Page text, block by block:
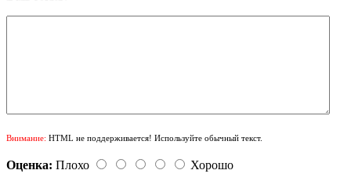
Внимание: HTML не поддерживается! Используйте обычный текст.
Оценка: Плохо
Хорошо